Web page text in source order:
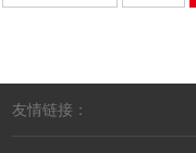
友情链接：